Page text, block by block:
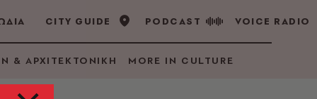
CITY GUIDE PODCAST VOICE RADIO
& ΑΡΧΙΤΕΚΤΟΝΙΚΗ MORE IN CULTURE